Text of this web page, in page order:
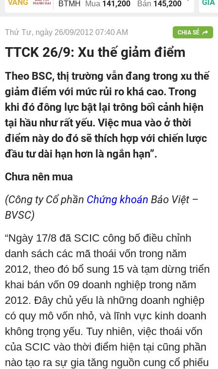
VÀNG
BTMH Mua 141,200 Bán 145,200
GIÁ
Thứ Tư, ngày 26/09/2012 07:40 AM CHIA SẺ
TTCK 26/9: Xu thế giảm điểm
Theo BSC, thị trường vẫn đang trong xu thế
giảm điểm với mức rủi ro khá cao. Trong
khi đó đông lực bật lại trông bối cảnh hiện
tại hầu như rất yếu. Việc mua vào ở thời
điểm này do đó sẽ thích hợp với chiến lược
đầu tư dài hạn hơn là ngắn hạn”.
Chưa nên mua
(Công ty Cổ phần Chứng khoán Bảo Việt –
BVSC)
“Ngày 17/8 đã SCIC công bố điều chỉnh
danh sách các mã thoái vốn trong năm
2012, theo đó bổ sung 15 và tạm dừng triển
khai bán vốn 09 doanh nghiệp trong năm
2012. Đây chủ yếu là những doanh nghiệp
có quy mô vốn nhỏ, và lĩnh vực kinh doanh
không trọng yếu. Tuy nhiên, việc thoái vốn
của SCIC vào thời điểm hiện tại cũng phần
nào tạo ra sự gia tăng nguồn cung cổ phiếu